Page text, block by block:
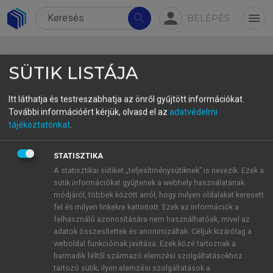
search person BELÉPÉS menu
3.3 Summary
Chapter three summarized the models of the
development of translation competence and the
models describing the development of interpreting
expertise. It can be stated that expertise has
numerous similarities with competence.
The most important results and assumptions
that are of relevance for the investigations
presented in this monograph are the following.
SÜTIK LISTÁJA
Itt láthatja és testreszabhatja az önről gyűjtött információkat.
További információért kérjük, olvasd el az adatvédelmi
tájékoztatónkat.
STATISZTIKA
A statisztikai sütiket „teljesítménysütiknek” is nevezik. Ezek a
sütik információkat gyűjtenek a webhely használatának
módjáról, többek között arról, hogy milyen oldalakat keresett
fel és milyen linkekre kattintott. Ezek az információk a
felhasználó azonosítására nem használhatóak, mivel az
adatok összesítettek és anonimizáltak. Céljuk kizárólag a
weboldal funkcióinak javítása. Ezek közé tartoznak a
harmadik féltől származó elemzési szolgáltatásokhoz
tartozó sütik; ilyen elemzési szolgáltatások a